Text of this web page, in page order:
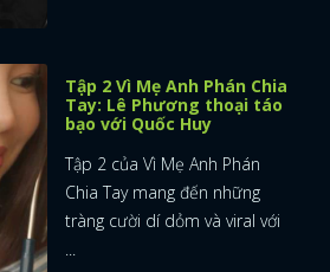
Tập 2 Vì Mẹ Anh Phán Chia
Tay: Lê Phương thoại táo
bạo với Quốc Huy
Tập 2 của Vì Mẹ Anh Phán
Chia Tay mang đến những
tràng cười dí dỏm và viral với
...